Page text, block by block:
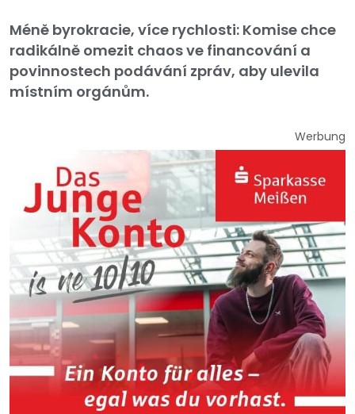
Méně byrokracie, více rychlosti: Komise chce
radikálně omezit chaos ve financování a
povinnostech podávání zpráv, aby ulevila
místním orgánům.
Werbung